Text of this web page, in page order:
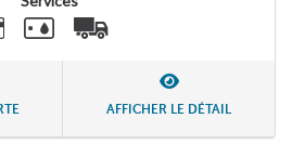
AFFICHER LE DÉTAIL